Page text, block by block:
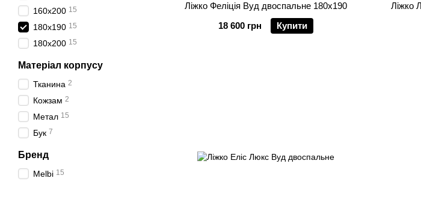
Ліжко Феліція Вуд двоспальне 180х190
18 600 грн
Купити
Ліжко
160х200 15
180х190 15
180х200 15
Матеріал корпусу
Тканина 2
Кожзам 2
Метал 15
Бук 7
Бренд
Melbi 15